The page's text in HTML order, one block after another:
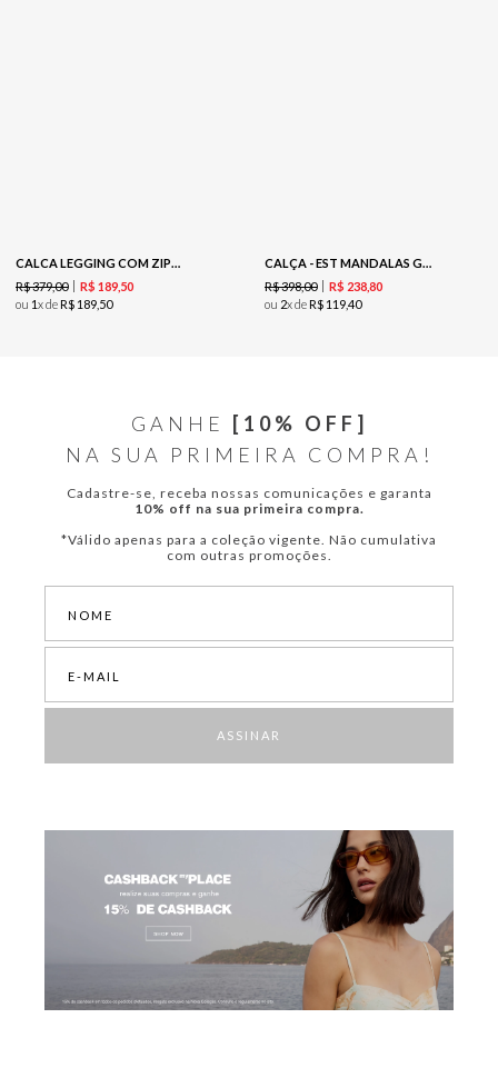
CALCA LEGGING COM ZIPER -PRETO
R$379,00 R$ 189 50
ou 1x deR$ 189 50
CALÇA - EST MANDALAS GRAVATARIA
R$398,00 R$ 23880
ou 2x deR$ 11940
GANHE
[10% OFF]
NA SUA PRIMEIRA COMPRA!
Cadastre-se, receba nossas comunicações e garanta
10% off na sua primeira compra.
*Válido apenas para a coleção vigente. Não cumulativa
com outras promoções.
ASSINAR